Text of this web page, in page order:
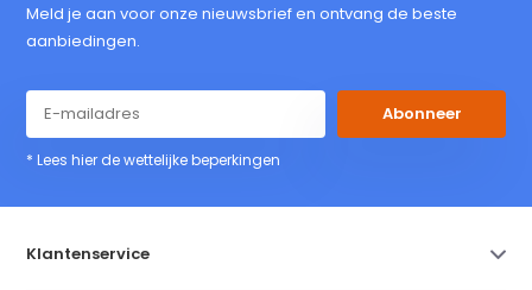
Meld je aan voor onze nieuwsbrief en ontvang de beste
aanbiedingen.
Abonneer
* Lees hier de wettelijke beperkingen
Klantenservice